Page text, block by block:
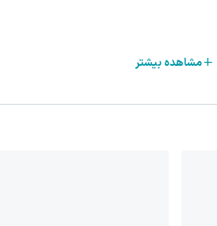
مشاهده بیشتر